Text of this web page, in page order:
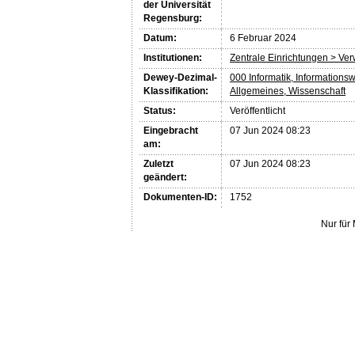
der Universität
Regensburg:
Datum:
6 Februar 2024
Institutionen:
Zentrale Einrichtungen >
Dewey-Dezimal-
Klassifikation:
000 Informatik,
Allgemeines, Wissenschaft
Status:
Veröffentlicht
Eingebracht
am:
07 Jun 2024 08:23
Zuletzt
geändert:
07 Jun 2024 08:23
Dokumenten-ID: 1752
Nur für